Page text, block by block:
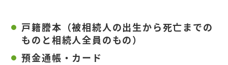
戸籍謄本（被相続人の出生から死亡までの
ものと相続人全員のもの）
預金通帳・カード